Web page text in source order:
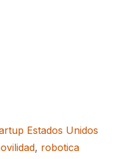
Estados Unidos
, robotica